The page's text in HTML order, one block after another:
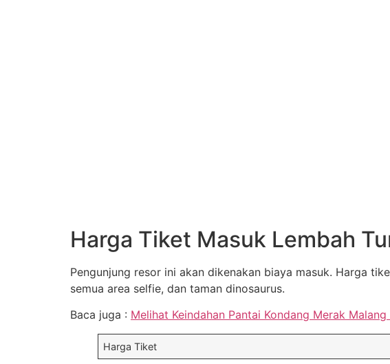
Harga Tiket Masuk Lembah
Pengunjung resor ini akan dikenakan biaya masuk. Harga
semua area selfie, dan taman dinosaurus.
Baca juga : Melihat Keindahan Pantai Kondang Merak Malang
Harga Tiket